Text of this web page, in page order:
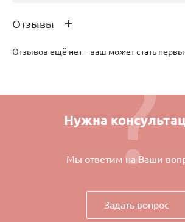
Отзывы
Отзывов ещё нет – ваш может стать
Нужна
Мы ответим на Ваши
Задать вопрос